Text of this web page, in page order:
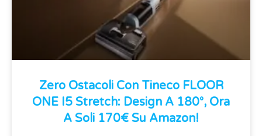
Zero Ostacoli Con Tineco FLOOR
ONE I5 Stretch: Design A 180°, Ora
A Soli 170€ Su Amazon!